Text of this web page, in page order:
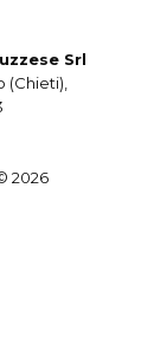
Srl
(Chieti),
2026